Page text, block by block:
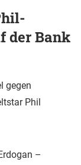
der Bank
gegen
Phil
–